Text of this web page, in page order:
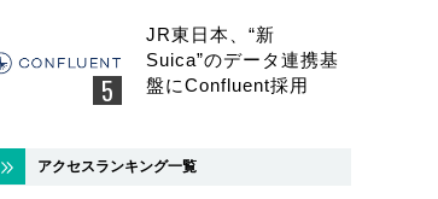
JR東日本、“新
Suica”のデータ連携基
盤にConfluent採用
アクセスランキング一覧